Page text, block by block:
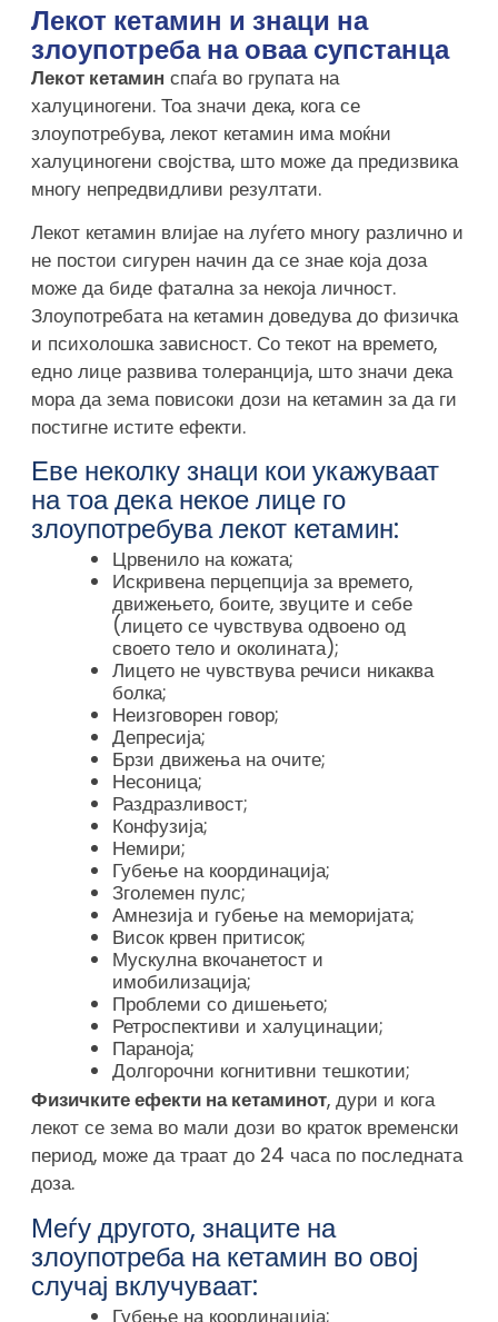
Лекот кетамин и знаци на
злоупотреба на оваа супстанца
Лекот кетамин спаѓа во групата на
халуциногени. Тоа значи дека, кога се
злоупотребува, лекот кетамин има моќни
халуциногени својства, што може да предизвика
многу непредвидливи резултати.
Лекот кетамин влијае на луѓето многу различно и
не постои сигурен начин да се знае која доза
може да биде фатална за некоја личност.
Злоупотребата на кетамин доведува до физичка
и психолошка зависност. Со текот на времето,
едно лице развива толеранција, што значи дека
мора да зема повисоки дози на кетамин за да ги
постигне истите ефекти.
Еве неколку знаци кои укажуваат
на тоа дека некое лице го
злоупотребува лекот кетамин:
Црвенило на кожата;
Искривена перцепција за времето,
движењето, боите, звуците и себе
(лицето се чувствува одвоено од
своето тело и околината);
Лицето не чувствува речиси никаква
болка;
Неизговорен говор;
Депресија;
Брзи движења на очите;
Несоница;
Раздразливост;
Конфузија;
Немири;
Губење на координација;
Зголемен пулс;
Амнезија и губење на меморијата;
Висок крвен притисок;
Мускулна вкочанетост и
имобилизација;
Проблеми со дишењето;
Ретроспективи и халуцинации;
Параноја;
Долгорочни когнитивни тешкотии;
Физичките ефекти на кетаминот, дури и кога
лекот се зема во мали дози во краток временски
период, може да траат до 24 часа по последната
доза.
Меѓу другото, знаците на
злоупотреба на кетамин во овој
случај вклучуваат:
Губење на координација;